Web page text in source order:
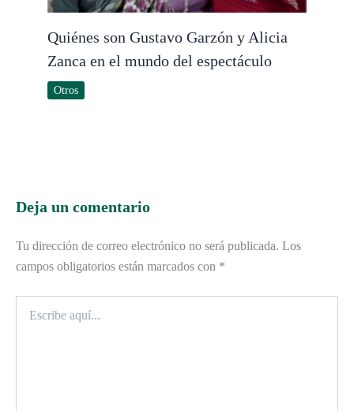
Quiénes son Gustavo Garzón y Alicia
Zanca en el mundo del espectáculo
Otros
Deja un comentario
Tu dirección de correo electrónico no será publicada. Los
campos obligatorios están marcados con *
aquí...